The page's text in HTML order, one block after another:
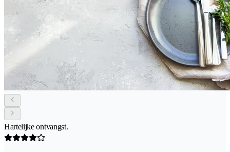
Hartelijke ontvangst.